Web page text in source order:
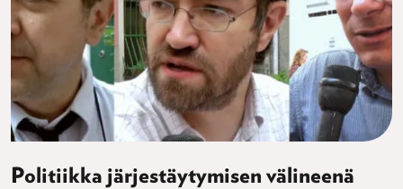
Politiikka järjestäytymisen välineenä